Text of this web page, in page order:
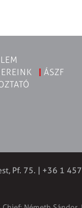
ÁSZF
Pf. 75. | +36 1